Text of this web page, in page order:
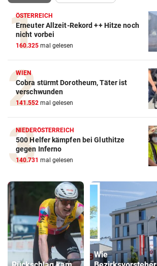
ÖSTERREICH
Erneuter Allzeit-Rekord ++ Hitze noch
nicht vorbei
160.325 mal gelesen
WIEN
Cobra stürmt Dorotheum, Täter ist
verschwunden
141.552 mal gelesen
NIEDERÖSTERREICH
500 Helfer kämpfen bei Gluthitze
gegen Inferno
140.731 mal gelesen
Wie